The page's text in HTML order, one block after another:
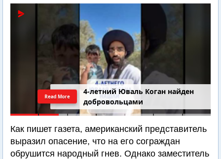
4-летний Юваль Коган найден
добровольцами
Read More
Как пишет газета, американский представитель
выразил опасение, что на его сограждан
обрушится народный гнев. Однако заместитель